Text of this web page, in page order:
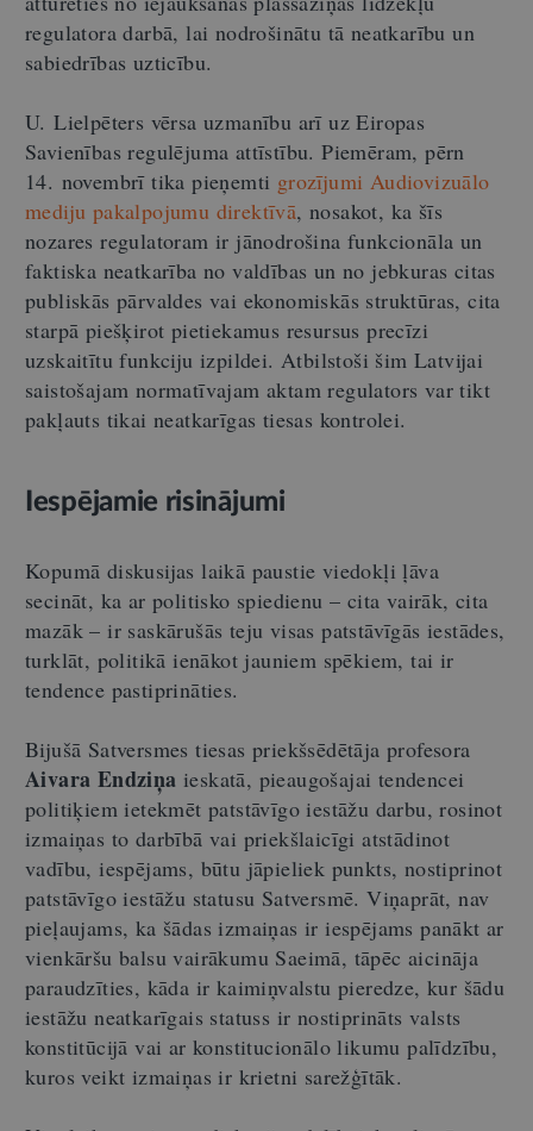
regulatora darbā, lai nodrošinātu tā neatkarību un
sabiedrības uzticību.
U. Lielpēters vērsa uzmanību arī uz Eiropas
Savienības regulējuma attīstību. Piemēram, pērn
14. novembrī tika pieņemti grozījumi Audiovizuālo
mediju pakalpojumu direktīvā, nosakot, ka šīs
nozares regulatoram ir jānodrošina funkcionāla un
faktiska neatkarība no valdības un no jebkuras citas
publiskās pārvaldes vai ekonomiskās struktūras, cita
starpā piešķirot pietiekamus resursus precīzi
uzskaitītu funkciju izpildei. Atbilstoši šim Latvijai
saistošajam normatīvajam aktam regulators var tikt
pakļauts tikai neatkarīgas tiesas kontrolei.
Iespējamie risinājumi
Kopumā diskusijas laikā paustie viedokļi ļāva
secināt, ka ar politisko spiedienu – cita vairāk, cita
mazāk – ir saskārušās teju visas patstāvīgās iestādes,
turklāt, politikā ienākot jauniem spēkiem, tai ir
tendence pastiprināties.
Bijušā Satversmes tiesas priekšsēdētāja profesora
Aivara Endziņa ieskatā, pieaugošajai tendencei
politiķiem ietekmēt patstāvīgo iestāžu darbu, rosinot
izmaiņas to darbībā vai priekšlaicīgi atstādinot
vadību, iespējams, būtu jāpieliek punkts, nostiprinot
patstāvīgo iestāžu statusu Satversmē. Viņaprāt, nav
pieļaujams, ka šādas izmaiņas ir iespējams panākt ar
vienkāršu balsu vairākumu Saeimā, tāpēc aicināja
paraudzīties, kāda ir kaimiņvalstu pieredze, kur šādu
iestāžu neatkarīgais statuss ir nostiprināts valsts
konstitūcijā vai ar konstitucionālo likumu palīdzību,
kuros veikt izmaiņas ir krietni sarežģītāk.